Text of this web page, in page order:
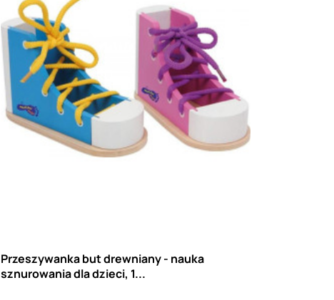
Przeszywanka but drewniany - nauka
sznurowania dla dzieci, 1...